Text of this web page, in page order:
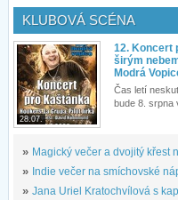
KLUBOVÁ SCÉNA
28.07.
12. Koncert
širým
Modrá
Čas letí
bude 8. srpna
» Magický večer a dvojitý křest
» Indie večer na smíchovské
» Jana Uriel Kratochvílová s